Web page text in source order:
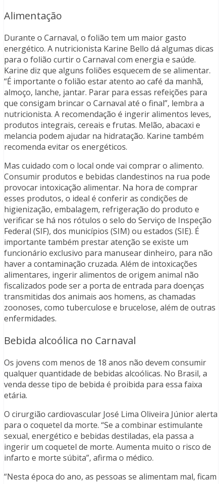
Alimentação
Durante o Carnaval, o folião tem um maior gasto
energético. A nutricionista Karine Bello dá algumas dicas
para o folião curtir o Carnaval com energia e saúde.
Karine diz que alguns foliões esquecem de se alimentar.
“É importante o folião estar atento ao café da manhã,
almoço, lanche, jantar. Parar para essas refeições para
que consigam brincar o Carnaval até o final”, lembra a
nutricionista. A recomendação é ingerir alimentos leves,
produtos integrais, cereais e frutas. Melão, abacaxi e
melancia podem ajudar na hidratação. Karine também
recomenda evitar os energéticos.
Mas cuidado com o local onde vai comprar o alimento.
Consumir produtos e bebidas clandestinos na rua pode
provocar intoxicação alimentar. Na hora de comprar
esses produtos, o ideal é conferir as condições de
higienização, embalagem, refrigeração do produto e
verificar se há nos rótulos o selo do Serviço de Inspeção
Federal (SIF), dos municípios (SIM) ou estados (SIE). É
importante também prestar atenção se existe um
funcionário exclusivo para manusear dinheiro, para não
haver a contaminação cruzada. Além de intoxicações
alimentares, ingerir alimentos de origem animal não
fiscalizados pode ser a porta de entrada para doenças
transmitidas dos animais aos homens, as chamadas
zoonoses, como tuberculose e brucelose, além de outras
enfermidades.
Bebida alcoólica no Carnaval
Os jovens com menos de 18 anos não devem consumir
qualquer quantidade de bebidas alcoólicas. No Brasil, a
venda desse tipo de bebida é proibida para essa faixa
etária.
O cirurgião cardiovascular José Lima Oliveira Júnior alerta
para o coquetel da morte. “Se a combinar estimulante
sexual, energético e bebidas destiladas, ela passa a
ingerir um coquetel de morte. Aumenta muito o risco de
infarto e morte súbita”, afirma o médico.
“Nesta época do ano, as pessoas se alimentam mal, ficam